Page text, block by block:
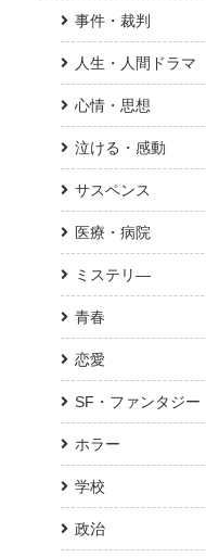
事件・裁判
人生・人間ドラマ
心情・思想
泣ける・感動
サスペンス
医療・病院
ミステリ―
青春
恋愛
SF・ファンタジー
ホラー
学校
政治